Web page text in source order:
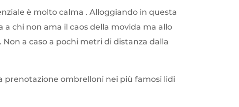
è molto calma . Alloggiando in questa
chi non ama il caos della movida ma allo
a caso a pochi metri di distanza dalla
prenotazione ombrelloni nei più famosi lidi